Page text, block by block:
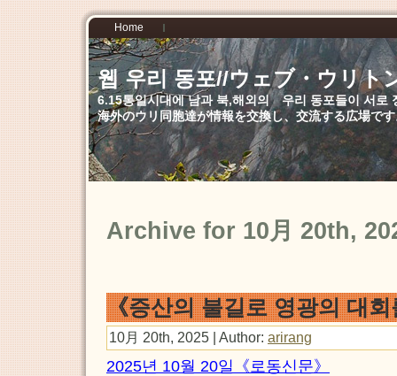
Home
웹 우리 동포//ウェブ・ウリト
6.15통일시대에 남과 북,해외의 우리 동포들이 서로
海外のウリ同胞達が情報を交換し、交流する広場で
Archive for 10月 20th,
《증산의 불길로 영광의 대
10月 20th, 2025 | Author: arirang
2025년 10월 20일《로동신문》